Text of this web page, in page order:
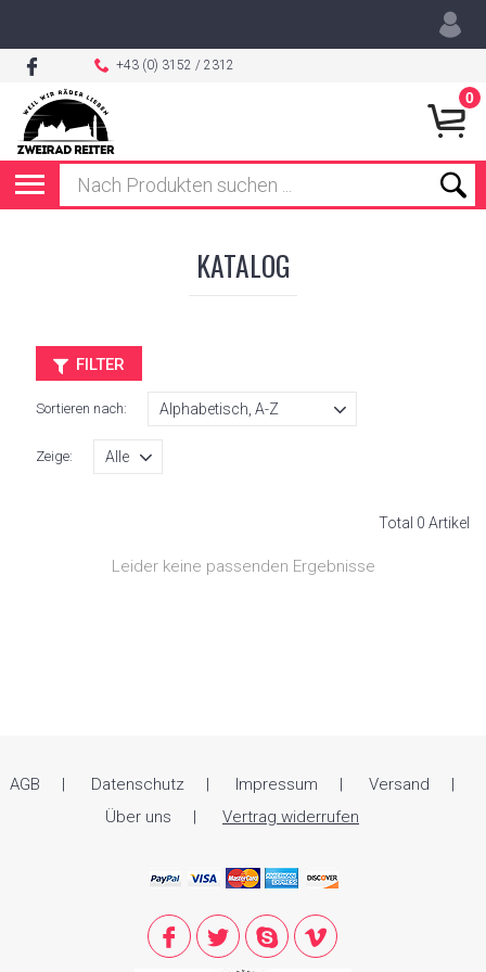
+43 (0) 3152 / 2312
0
KATALOG
FILTER
Sortieren nach:
Zeige:
Total 0 Artikel
Leider keine passenden Ergebnisse
AGB Datenschutz Impressum
Versand
Über uns
Vertrag widerrufen